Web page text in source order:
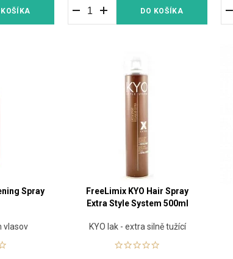
KOŠÍKA DO KOŠÍKA
Spray
vlasov
FreeLimix KYO Hair Spray
Extra Style System 500ml
KYO lak - extra silně tužící